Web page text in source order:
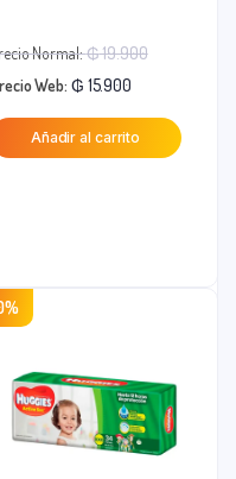
Normal:₲19.900El
original
era:
Web: ₲ 15.900
precio
actual
Añadir al carrito